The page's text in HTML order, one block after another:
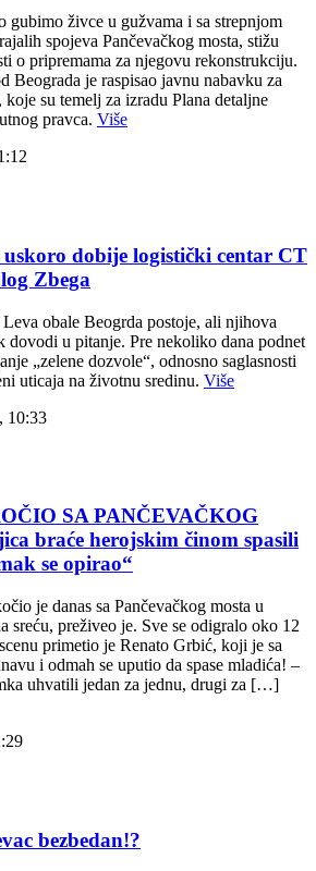
gubimo živce u gužvama i sa strepnjom
spojeva Pančevačkog mosta, stižu
o pripremama za njegovu rekonstrukciju.
Beograda je raspisao javnu nabavku za
koje su temelj za izradu Plana detaljne
pravca. Više
dobije logistički centar CT
Zbega
obale Beogrda postoje, ali njihova
dovodi u pitanje. Pre nekoliko dana podnet
„zelene dozvole“, odnosno saglasnosti
uticaja na životnu sredinu. Više
10:33
SA PANČEVAČKOG
braće herojskim činom spasili
se opirao“
je danas sa Pančevačkog mosta u
sreću, preživeo je. Sve se odigralo oko 12
primetio je Renato Grbić, koji je sa
i odmah se uputio da spase mladića! –
uhvatili jedan za jednu, drugi za […]
bezbedan!?